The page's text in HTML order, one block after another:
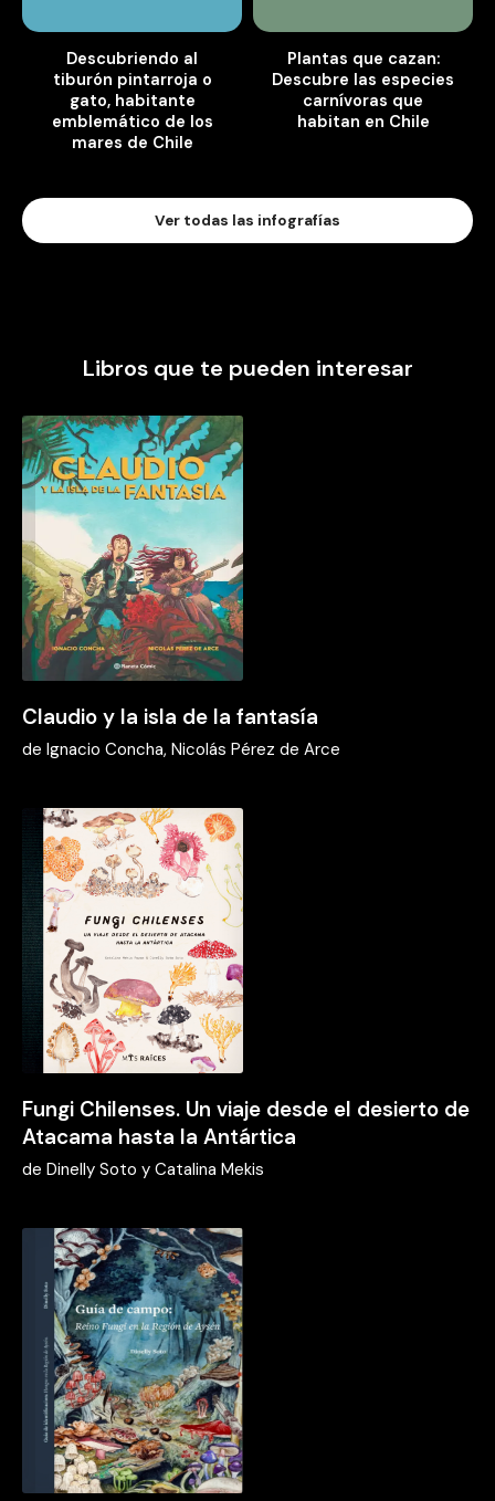
Descubriendo al
tiburón pintarroja o
gato, habitante
emblemático de los
mares de Chile
Plantas que cazan:
Descubre las especies
carnívoras que
habitan en Chile
Ver todas las infografías
Libros que te pueden interesar
Claudio y la isla de la fantasía
de Ignacio Concha, Nicolás Pérez de Arce
Fungi Chilenses. Un viaje desde el desierto de
Atacama hasta la Antártica
de Dinelly Soto y Catalina Mekis